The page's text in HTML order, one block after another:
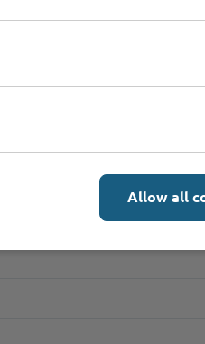
einwilligen
Allow all